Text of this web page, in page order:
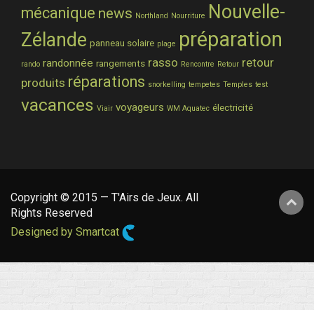
mécanique news Northland Nourriture Nouvelle-
Zélande panneau solaire plage préparation
rando randonnée rangements rasso Rencontre Retour retour
produits réparations snorkelling tempetes Temples test
vacances Viair voyageurs WM Aquatec électricité
Copyright © 2015 — T'Airs de Jeux. All
Rights Reserved
Designed by Smartcat